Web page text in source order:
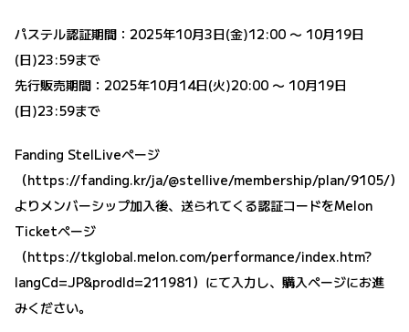
パステル認証期間：2025年10月3日(金)12:00 〜 10月19日
(日)23:59まで
先行販売期間：2025年10月14日(火)20:00 〜 10月19日
(日)23:59まで
Fanding StelLiveページ
（https://fanding.kr/ja/@stellive/membership/plan/9105/）
よりメンバーシップ加入後、送られてくる認証コードをMelon
Ticketページ
（https://tkglobal.melon.com/performance/index.htm?
langCd=JP&prodId=211981）にて入力し、購入ページにお進
みください。